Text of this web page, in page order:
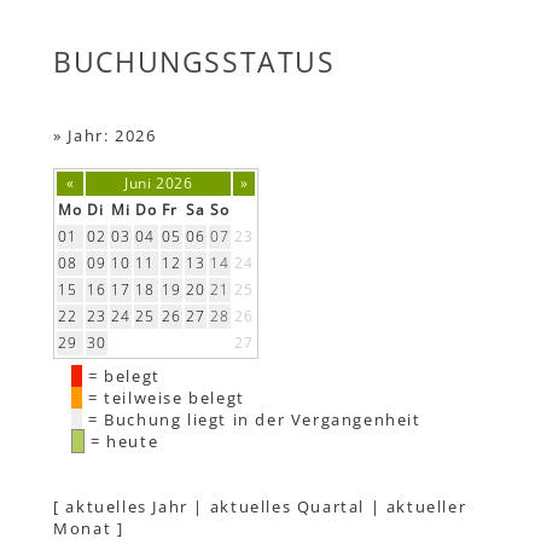
BUCHUNGSSTATUS
» Jahr: 2026
« Juni 2026
»
Mo Di Mi Do Fr Sa So
01
02 03 04 05 06 07 23
08
09 10 11 12 13 14 24
15
16 17 18 19 20 21 25
22
23 24 25 26 27 28 26
29
30 27
= belegt
= teilweise belegt
= Buchung liegt in der Vergangenheit
= heute
[aktuelles Jahr | aktuelles Quartal | aktueller
Monat ]